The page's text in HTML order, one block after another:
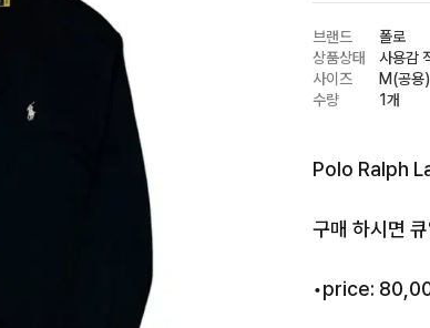
브랜드
폴로
상품상태
사용감
사이즈
M(공용)
수량
1개
Polo Ralph
구매 하시면
•price: